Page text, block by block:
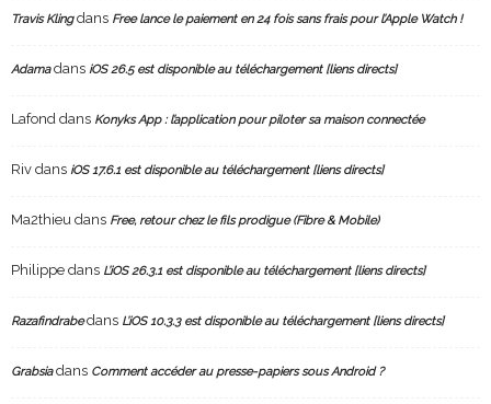
Travis Klingdans Free lance le paiement en 24 fois sans frais pour l’Apple Watch !
Adamadans iOS 26.5 est disponible au téléchargement [liens directs]
Lafond dans Konyks App : l’application pour piloter sa maison connectée
Riv dans iOS 17.6.1 est disponible au téléchargement [liens directs]
Ma2thieu dans Free, retour chez le fils prodigue (Fibre & Mobile)
Philippe dans L’iOS 26.3.1 est disponible au téléchargement [liens directs]
Razafindrabedans L’iOS 10.3.3 est disponible au téléchargement [liens directs]
Grabsiadans Comment accéder au presse-papiers sous Android ?